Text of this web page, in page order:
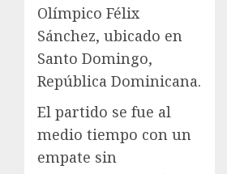
Olímpico Félix
Sánchez, ubicado en
Santo Domingo,
República Dominicana.
El partido se fue al
medio tiempo con un
empate sin